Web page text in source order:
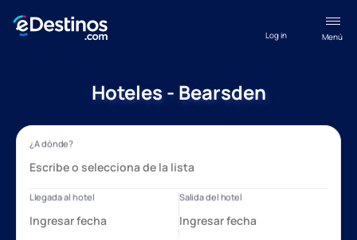
Menú
Log in
Hoteles - Bearsden